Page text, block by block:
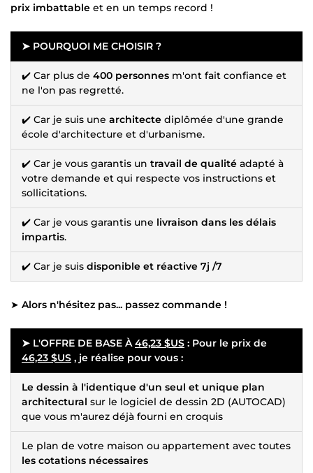
prix imbattable et en un temps record !
➤ POURQUOI ME CHOISIR ?
✔️ Car plus de 400 personnes m'ont fait confiance et
ne l'on pas regretté.
✔️ Car je suis une architecte diplômée d'une grande
école d'architecture et d'urbanisme.
✔️ Car je vous garantis un travail de qualité adapté à
votre demande et qui respecte vos instructions et
sollicitations.
✔️ Car je vous garantis une livraison dans les délais
impartis.
✔️ Car je suis disponible et réactive 7j /7
➤ Alors n'hésitez pas... passez commande !
➤ L'OFFRE DE BASE À46,23 $US : Pour le prix de
46,23 $US , je réalise pour vous :
Le dessin à l'identique d'un seul et unique plan
architectural sur le logiciel de dessin 2D (AUTOCAD)
que vous m'aurez déjà fourni en croquis
Le plan de votre maison ou appartement avec toutes
les cotations nécessaires